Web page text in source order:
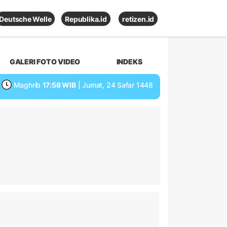
Deutsche Welle Republika.id retizen.id
GALERI FOTO VIDEO INDEKS
Maghrib 17:58 WIB | Jumat, 24 Safar 1448